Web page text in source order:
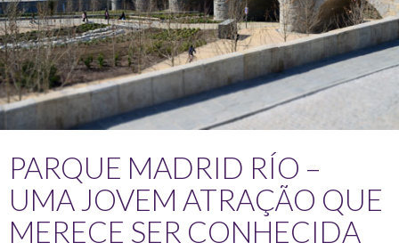
PARQUE MADRID RÍO –
UMA JOVEM ATRAÇÃO QUE
MERECE SER CONHECIDA